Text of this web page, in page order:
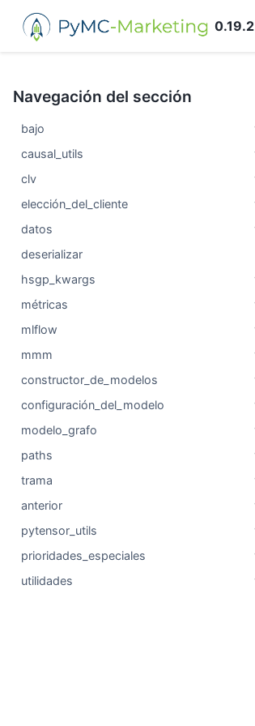
0.19.2
Navegación del sección
bajo
causal_utils
clv
elección_del_cliente
datos
deserializar
hsgp_kwargs
métricas
mlflow
mmm
constructor_de_modelos
configuración_del_modelo
modelo_grafo
paths
trama
anterior
pytensor_utils
prioridades_especiales
utilidades